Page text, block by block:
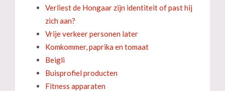
Verliest de Hongaar zijn identiteit of past hij
zich aan?
Vrije verkeer personen later
Komkommer, paprika en tomaat
Beigli
Buisprofiel producten
Fitness apparaten